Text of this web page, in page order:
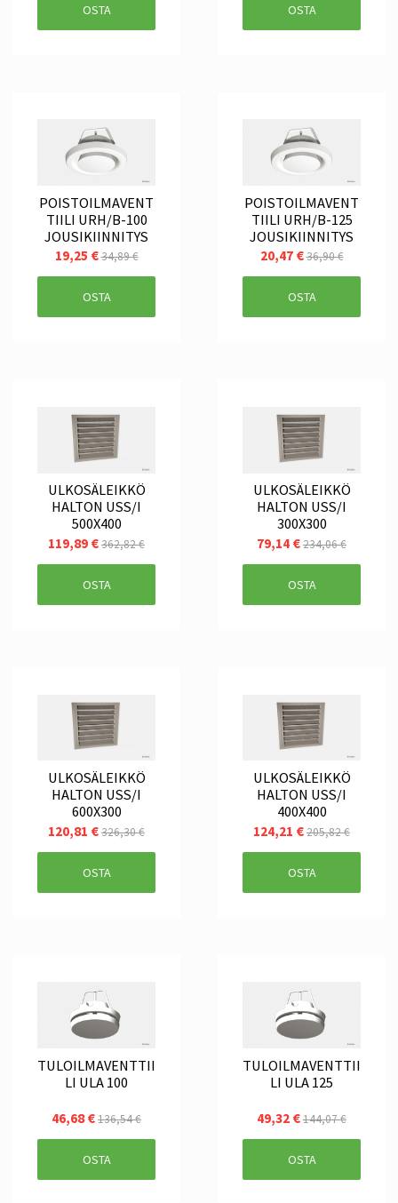
OSTA OSTA
POISTOILMAVENT
TIILI URH/B-100
JOUSIKIINNITYS
19,25 €34,89 €
OSTA
POISTOILMAVENT
TIILI URH/B-125
JOUSIKIINNITYS
20,47 €36,90 €
OSTA
ULKOSÄLEIKKÖ
HALTON USS/I
500X400
119,89 €362,82 €
OSTA
ULKOSÄLEIKKÖ
HALTON USS/I
300X300
79,14 €234,06 €
OSTA
ULKOSÄLEIKKÖ
HALTON USS/I
600X300
120,81 €326,30 €
OSTA
ULKOSÄLEIKKÖ
HALTON USS/I
400X400
124,21 €205,82 €
OSTA
TULOILMAVENTTII
LI ULA 100
46,68 €136,54 €
OSTA
TULOILMAVENTTII
LI ULA 125
49,32 €144,07 €
OSTA